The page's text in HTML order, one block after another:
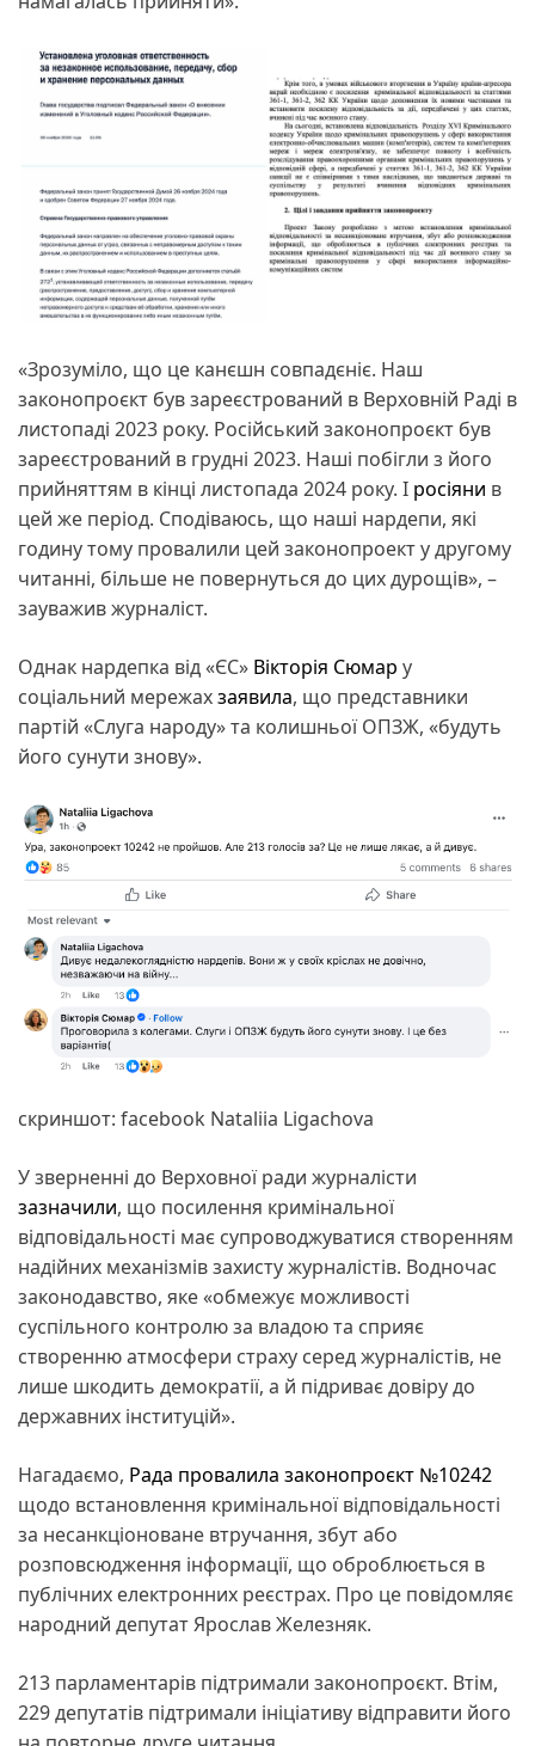
«Зрозуміло, що це канєшн совпадєніє. Наш
законопроєкт був зареєстрований в Верховній Раді в
листопаді 2023 року. Російський законопроєкт був
зареєстрований в грудні 2023. Наші побігли з його
прийняттям в кінці листопада 2024 року. І росіяни в
цей же період. Сподіваюсь, що наші нардепи, які
годину тому провалили цей законопроект у другому
читанні, більше не повернуться до цих дурощів», –
зауважив журналіст.
Однак нардепка від «ЄС» Вікторія Сюмар у
соціальний мережахзаявила, що представники
партій «Слуга народу» та колишньої ОПЗЖ, «будуть
його сунути знову».
скриншот: facebook Nataliia Ligachova
У зверненні до Верховної ради журналісти
зазначили, що посилення кримінальної
відповідальності має супроводжуватися створенням
надійних механізмів захисту журналістів. Водночас
законодавство, яке «обмежує можливості
суспільного контролю за владою та сприяє
створенню атмосфери страху серед журналістів, не
лише шкодить демократії, а й підриває довіру до
державних інституцій».
Нагадаємо, Рада провалила законопроєкт №10242
щодо встановлення кримінальної відповідальності
за несанкціоноване втручання, збут або
розповсюдження інформації, що оброблюється в
публічних електронних реєстрах. Про це повідомляє
народний депутат Ярослав Железняк.
213 парламентарів підтримали законопроєкт. Втім,
229 депутатів підтримали ініціативу відправити його